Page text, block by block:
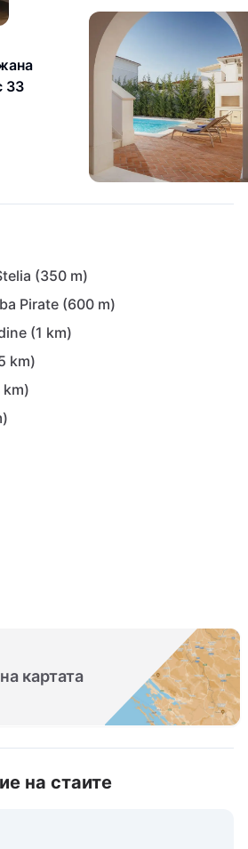
33
(350 m)
Pirate (600 m)
(1 km)
km)
km)
картата
на стаите